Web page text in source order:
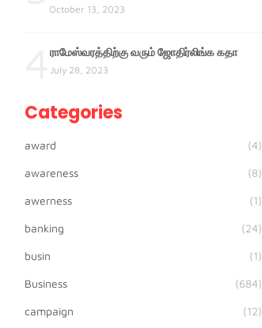
October 13, 2023
ராமேஸ்வரத்திற்கு வரும் ஜோதிர்லிங்க கதா
July 28, 2023
Categories
award (4)
awareness (8)
awerness (1)
banking (24)
busin (1)
Business (684)
campaign (12)